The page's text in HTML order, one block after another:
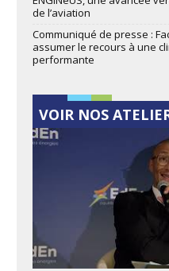
de l’aviation
Communiqué de presse :
assumer le recours à une
performante
VOIR NOS